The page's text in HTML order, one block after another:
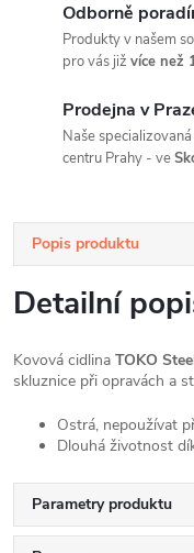
Odborně
Produkty v našem
pro vás již více než
Prodejna v
Naše
centru Prahy - ve
Popis produktu
Detailní
Kovová cidlina TOKO
skluznice při opravách a
Ostrá, nepoužívat
Dlouhá životnost
Parametry produktu